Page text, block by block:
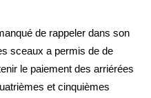
de rappeler dans son
sceaux a permis de de
le paiement des arriérées
et cinquièmes